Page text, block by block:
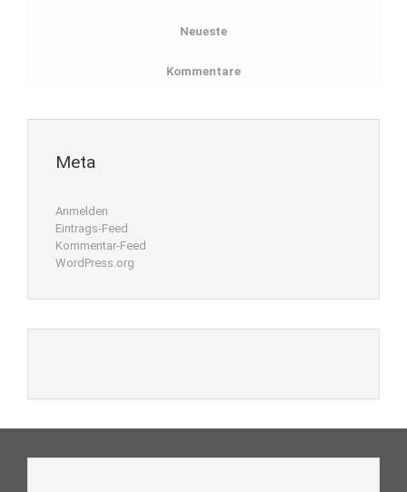
Neueste
Kommentare
Meta
Anmelden
Eintrags-Feed
Kommentar-Feed
WordPress.org